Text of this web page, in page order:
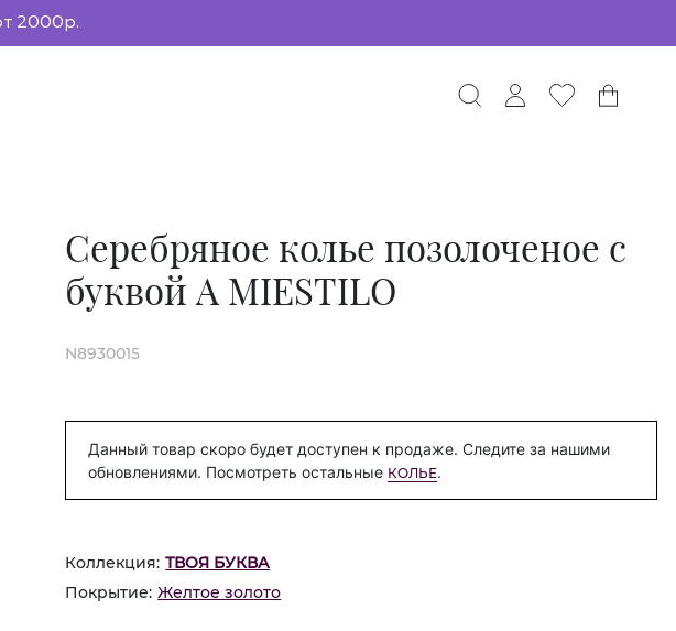
2000р.
Серебряное колье позолоченое с
буквой А MIESTILO
N8930015
Данный товар скоро будет доступен к продаже. Следите за нашими
обновлениями. Посмотреть остальные КОЛЬЕ.
Коллекция: ТВОЯ БУКВА
Покрытие: Желтое золото